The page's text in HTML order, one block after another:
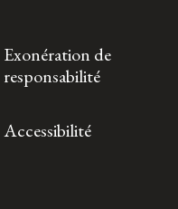
Exonération de
responsabilité
Accessibilité